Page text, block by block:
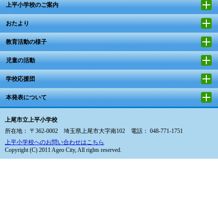
上平小学校のご案内
おたより
教育活動の様子
児童の活動
学校応援団
本発表について
上尾市立上平小学校
所在地： 〒362-0002 埼玉県上尾市大字南102 電話： 048-771-1751
上平小学校へのお問い合わせはこちら
Copyright (C) 2011 Ageo City, All rights reserved.